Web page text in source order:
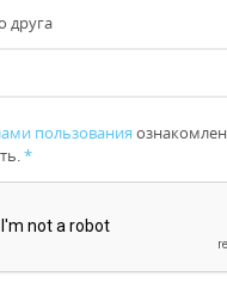
друга
пользования
*